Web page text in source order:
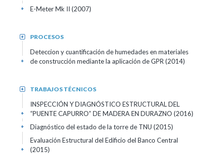
E-Meter Mk II (2007)
+
PROCESOS
+
Deteccion y cuantificación de humedades en materiales
de construcción mediante la aplicación de GPR (2014)
+
TRABAJOS TÉCNICOS
+
INSPECCIÓN Y DIAGNÓSTICO ESTRUCTURAL DEL
“PUENTE CAPURRO” DE MADERA EN DURAZNO (2016)
+
Diagnóstico del estado de la torre de TNU (2015)
+
Evaluación Estructural del Edificio del Banco Central
(2015)
+